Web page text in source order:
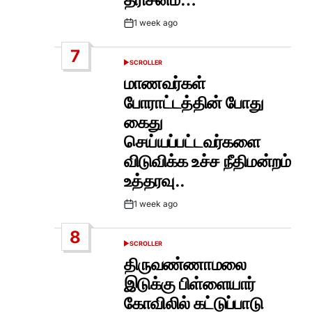
Post1 week ago
7
POSTED
SCROLLER
மாணவர்கள்
போராட்டத்தின் போது
கைது
செய்யப்பட்டவர்களை
விடுவிக்க உச்ச நீதிமன்றம்
உத்தரவு..
Post1 week ago
8
POSTED
SCROLLER
திருவண்ணாமலை
இடுக்கு பிள்ளையார்
கோவிலில் கட்டுப்பாடு